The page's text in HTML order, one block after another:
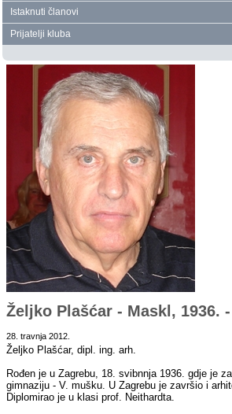
Istaknuti članovi
Prijatelji kluba
Željko Plašćar - Maskl, 1936. -
28. travnja 2012.
Željko Plašćar, dipl. ing. arh.
Rođen je u Zagrebu, 18. svibnnja 1936. gdje je
gimnaziju - V. mušku. U Zagrebu je završio i
Diplomirao je u klasi prof. Neithardta.